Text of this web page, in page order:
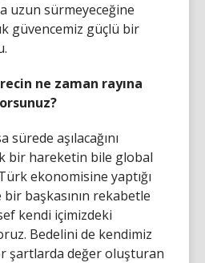
uzun sürmeyeceğine
güvencemiz güçlü bir
ne zaman rayına
sürede aşılacağını
bir hareketin bile global
ekonomisine yaptığı
başkasının rekabetle
kendi içimizdeki
Bedelini de kendimiz
şartlarda değer oluşturan